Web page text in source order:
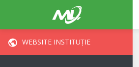
WEBSITE INSTITUȚIE